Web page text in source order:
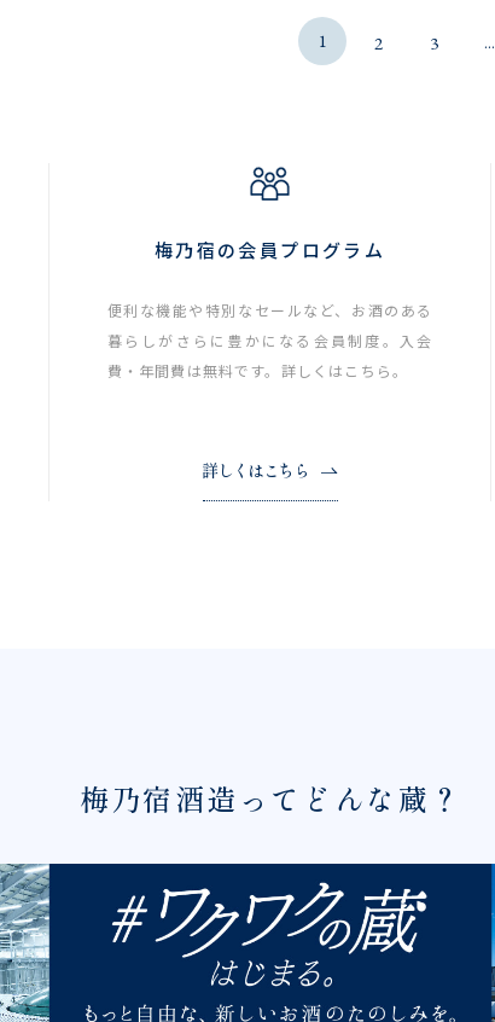
1 2 3 ...
梅乃宿の会員プログラム
便利な機能や特別なセールなど、お酒のある
暮らしがさらに豊かになる会員制度。入会
費・年間費は無料です。詳しくはこちら。
詳しくはこちら
梅乃宿酒造ってどんな蔵？